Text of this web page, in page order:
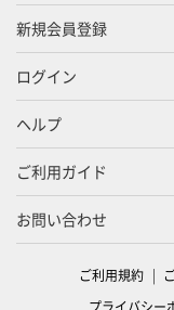
新規会員登録
ログイン
ヘルプ
ご利用ガイド
お問い合わせ
ご利用規約
プライバシー